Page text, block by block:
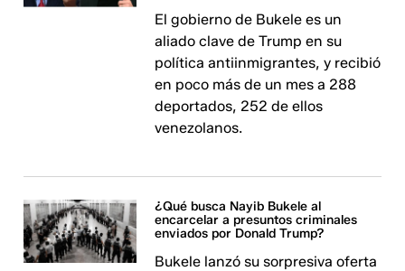
El gobierno de Bukele es un
aliado clave de Trump en su
política antiinmigrantes, y recibió
en poco más de un mes a 288
deportados, 252 de ellos
venezolanos.
¿Qué busca Nayib Bukele al
encarcelar a presuntos criminales
enviados por Donald Trump?
Bukele lanzó su sorpresiva oferta